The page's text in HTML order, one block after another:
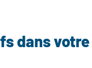
dans votre